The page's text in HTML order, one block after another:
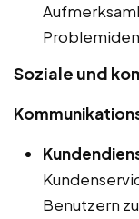
Soziale und
Benutzern